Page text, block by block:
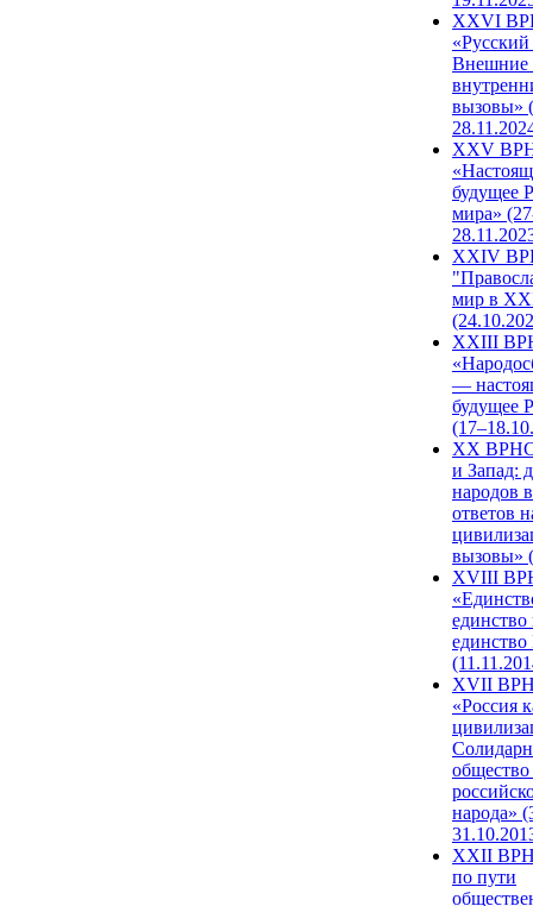
XXVI
Внешние
вызовы»
XXV
будущее
мира»
XXIV
мир в
XXIII
—
будущее
XX ВРНС
и Запад:
народов
ответов
вызовы»
XVIII
единство
единство
XVII
«Россия
народа»
XXII
по пути